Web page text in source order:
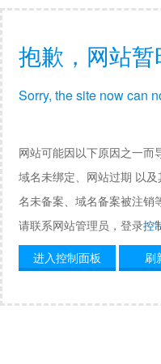
抱歉，网站
Sorry, the site now can
网站可能因以下原因之一而
域名未绑定、网站过期 以
名未备案、域名备案被注销
请联系网站管理员，登录控
进入控制面板
刷